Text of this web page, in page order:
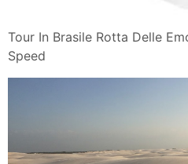
Tour In Brasile Rotta Delle
Speed